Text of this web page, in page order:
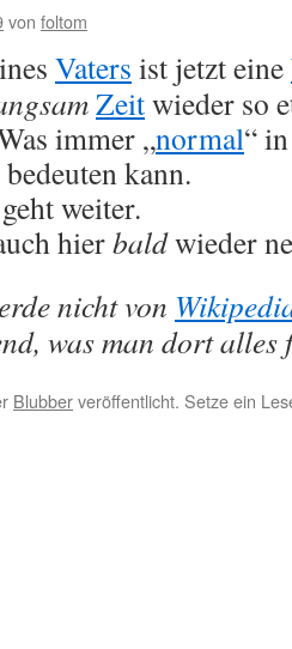
von foltom
Vaters ist jetzt eine
Zeitwieder so
immer „normal“
bedeuten kann.
geht weiter.
hierbaldwieder
nicht von
was man dort alles
Blubberveröffentlicht. Setze ein